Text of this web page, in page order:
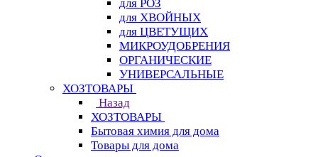
для РОЗ
для ХВОЙНЫХ
для ЦВЕТУЩИХ
МИКРОУДОБРЕНИЯ
ОРГАНИЧЕСКИЕ
УНИВЕРСАЛЬНЫЕ
ХОЗТОВАРЫ
Назад
ХОЗТОВАРЫ
Бытовая химия для дома
Товары для дома